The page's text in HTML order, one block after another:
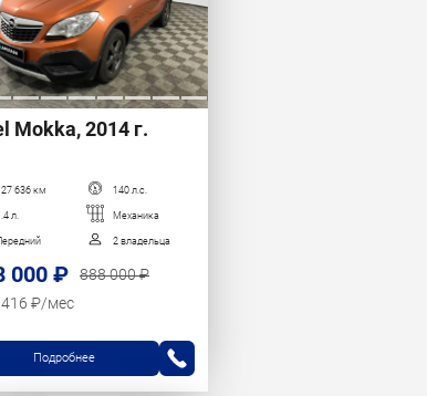
Mokka, 2014 г.
636 км 140 л.с.
л. Механика
2 владельца
000 ₽
888 000 ₽
416 ₽/мес
Подробнее